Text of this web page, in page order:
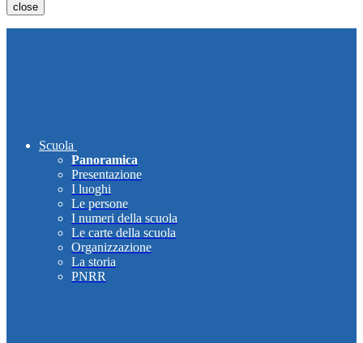
close
Scuola
Panoramica
Presentazione
I luoghi
Le persone
I numeri della scuola
Le carte della scuola
Organizzazione
La storia
PNRR